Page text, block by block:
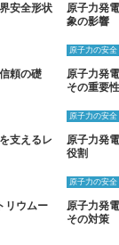
安全形状
原子力発
象の影響
頼の礎
原子力の安全
原子力発
その重要性
支えるレ
原子力の安全
原子力発
役割
リウムー
原子力の安全
原子力発
その対策